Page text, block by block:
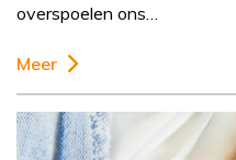
overspoelen ons…
Meer